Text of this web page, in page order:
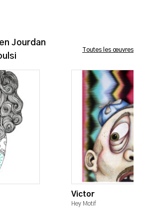
Jourdan
Toutes les œuvres
Victor
Hey Motif